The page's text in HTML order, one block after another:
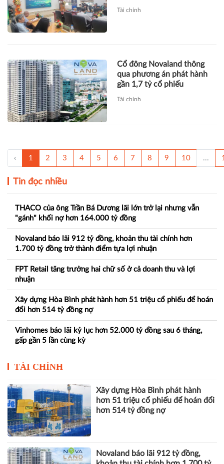
Tài chính
Cổ đông Novaland thông
qua phương án phát hành
gần 1,7 tỷ cổ phiếu
Tài chính
‹ 1 2 3 4 5 6 7 8 9 10 ...
Tin đọc nhiều
THACO của ông Trần Bá Dương lãi lớn trở lại nhưng vẫn
"gánh" khối nợ hơn 164.000 tỷ đồng
Novaland báo lãi 912 tỷ đồng, khoản thu tài chính hơn
1.700 tỷ đồng trở thành điểm tựa lợi nhuận
FPT Retail tăng trưởng hai chữ số ở cả doanh thu và lợi
nhuận
Xây dựng Hòa Bình phát hành hơn 51 triệu cổ phiếu để hoán
đổi hơn 514 tỷ đồng nợ
Vinhomes báo lãi kỷ lục hơn 52.000 tỷ đồng sau 6 tháng,
gấp gần 5 lần cùng kỳ
TÀI CHÍNH
Xây dựng Hòa Bình phát hành
hơn 51 triệu cổ phiếu để hoán đổi
hơn 514 tỷ đồng nợ
Novaland báo lãi 912 tỷ đồng,